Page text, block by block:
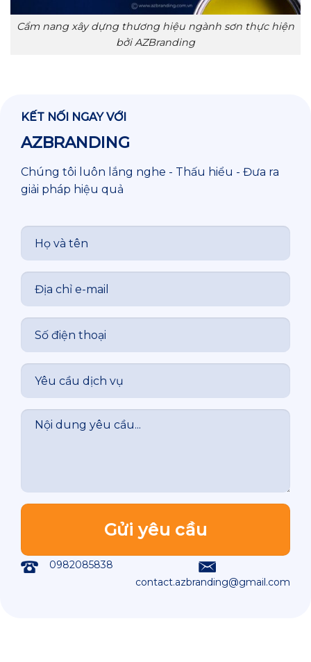
Cẩm nang xây dựng thương hiệu ngành sơn thực hiện
bởi AZBranding
KẾT NỐI NGAY VỚI
AZBRANDING
Chúng tôi luôn lắng nghe - Thấu hiểu - Đưa ra
giải pháp hiệu quả
0982085838
contact.azbranding@gmail.com